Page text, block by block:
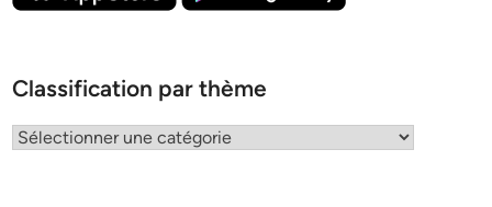
Classification par thème
Classification